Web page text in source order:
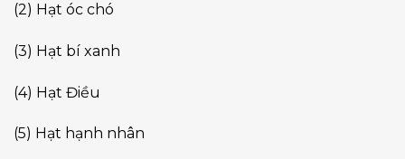
(2) Hạt óc chó
(3) Hạt bí xanh
(4) Hạt Điều
(5) Hạt hạnh nhân